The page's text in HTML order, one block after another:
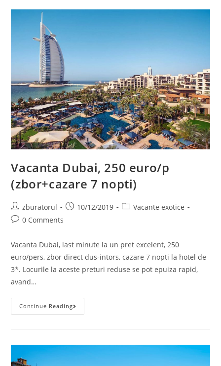
Euro/p
Vacanta Dubai, 250 euro/p
(zbor+cazare 7 nopti)
Post
author:
zburatorul
Post10/12/2019
PostVacante exotice
Post0 Comments
Vacanta Dubai, last minute la un pret excelent, 250
euro/pers, zbor direct dus-intors, cazare 7 nopti la hotel de
3*. Locurile la aceste preturi reduse se pot epuiza rapid,
avand…
Continue ReadingVacanta
Dubai,
Nopti)